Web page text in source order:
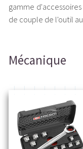
gamme
de couple de l'outil
Mécanique